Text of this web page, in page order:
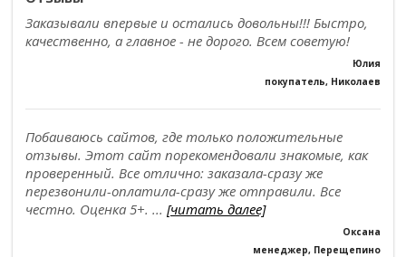
Заказывали впервые и остались довольны!!! Быстро,
качественно, а главное - не дорого. Всем советую!
Юлия
покупатель, Николаев
Побаиваюсь сайтов, где только положительные
отзывы. Этот сайт порекомендовали знакомые, как
проверенный. Все отлично: заказала-сразу же
перезвонили-оплатила-сразу же отправили. Все
честно. Оценка 5+. ... [читать далее]
Оксана
менеджер, Перещепино